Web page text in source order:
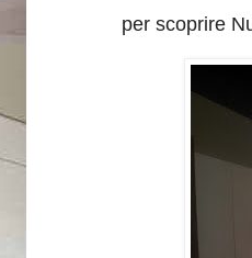
per scoprire